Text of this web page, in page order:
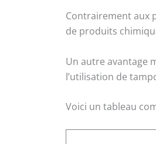
Contrairement aux
de produits
Un autre avantage
l’utilisation de
Voici un tableau